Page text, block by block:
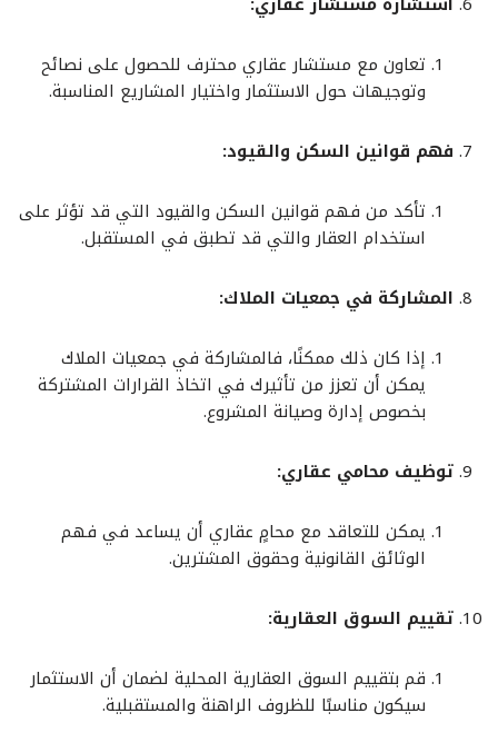
تعاون مع مستشار عقاري محترف للحصول على نصائح
وتوجيهات حول الاستثمار واختيار المشاريع المناسبة.
فهم قوانين السكن والقيود:
تأكد من فهم قوانين السكن والقيود التي قد تؤثر على
استخدام العقار والتي قد تطبق في المستقبل.
المشاركة في جمعيات الملاك:
إذا كان ذلك ممكنًا، فالمشاركة في جمعيات الملاك
يمكن أن تعزز من تأثيرك في اتخاذ القرارات المشتركة
بخصوص إدارة وصيانة المشروع.
توظيف محامي عقاري:
يمكن للتعاقد مع محامٍ عقاري أن يساعد في فهم
الوثائق القانونية وحقوق المشترين.
تقييم السوق العقارية:
قم بتقييم السوق العقارية المحلية لضمان أن الاستثمار
سيكون مناسبًا للظروف الراهنة والمستقبلية.